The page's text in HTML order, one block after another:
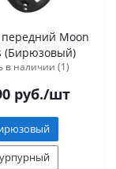
Moon
Lepus (Бирюзовый)
в наличии (1)
руб./шт